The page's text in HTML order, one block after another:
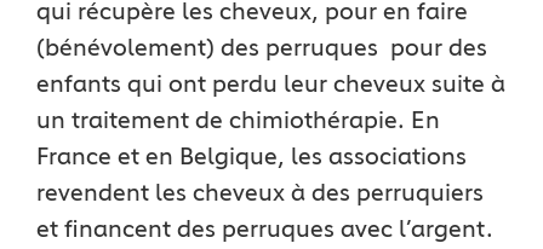
qui récupère les cheveux, pour en faire
(bénévolement) des perruques pour des
enfants qui ont perdu leur cheveux suite à
un traitement de chimiothérapie. En
France et en Belgique, les associations
revendent les cheveux à des perruquiers
et financent des perruques avec l’argent.